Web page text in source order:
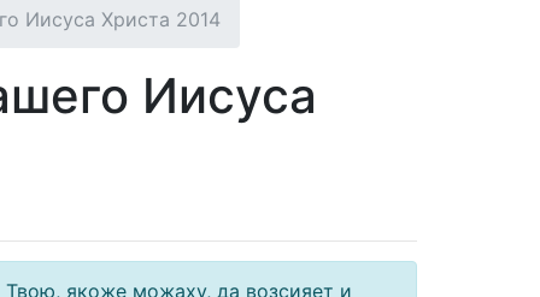
Иисуса Христа 2014
Иисуса
якоже можаху, да возсияет и